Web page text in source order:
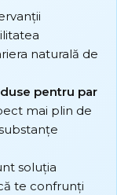
naturală de
pentru par
mai plin de
soluția
te confrunți